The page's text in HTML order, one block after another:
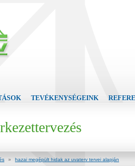
TEVÉKENYSÉGEINK
» hazai megépült hidak az uvaterv tervei alapján